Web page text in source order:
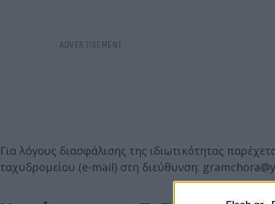
Για λόγους διασφάλισης της ιδιωτικότητας
ταχυδρομείου (e-mail) στη διεύθυνση: